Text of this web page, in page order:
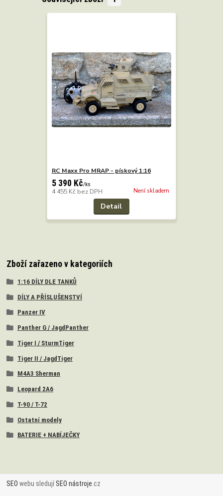
RC Maxx Pro MRAP - pískový 1:16
5 390 Kč/ks
4 455 Kč bez DPH Není skladem
Detail
Zboží zařazeno v kategoriích
1:16 DÍLY DLE TANKŮ
DÍLY A PŘÍSLUŠENSTVÍ
Panzer IV
Panther G / JagdPanther
Tiger I / SturmTiger
Tiger II / JagdTiger
M4A3 Sherman
Leopard 2A6
T-90 / T-72
Ostatní modely
BATERIE + NABÍJEČKY
SEO webu sledujíSEO nástroje .cz